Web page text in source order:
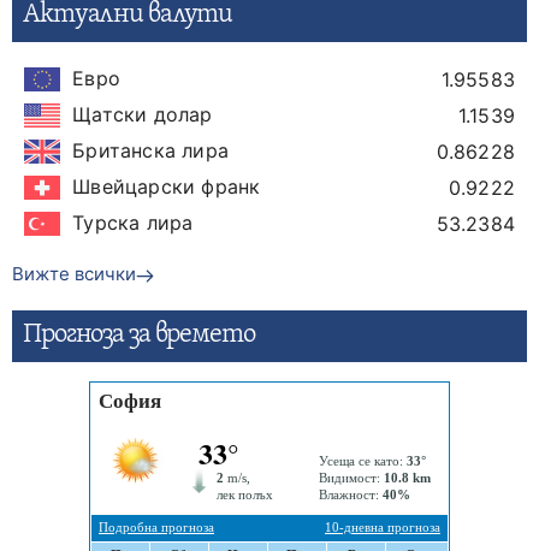
Актуални валути
Евро
1.95583
Щатски долар
1.1539
Британска лира
0.86228
Швейцарски франк
0.9222
Турска лира
53.2384
Вижте всички
Прогнозa за времето